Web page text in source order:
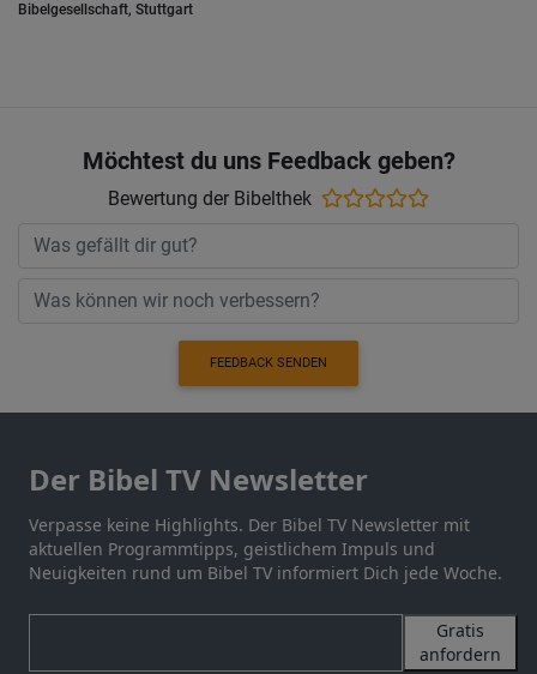
Bibelgesellschaft, Stuttgart
Möchtest du uns Feedback geben?
Bewertung der Bibelthek
FEEDBACK SENDEN
Der Bibel TV Newsletter
Verpasse keine Highlights. Der Bibel TV Newsletter mit
aktuellen Programmtipps, geistlichem Impuls und
Neuigkeiten rund um Bibel TV informiert Dich jede Woche.
Gratis
anfordern